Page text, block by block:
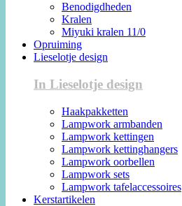
Benodigdheden
Kralen
Miyuki kralen 11/0
Opruiming
Lieselotje design
In Lieselotje design
Haakpakketten
Lampwork armbanden
Lampwork kettingen
Lampwork kettinghangers
Lampwork oorbellen
Lampwork sets
Lampwork tafelaccessoires
Kerstartikelen